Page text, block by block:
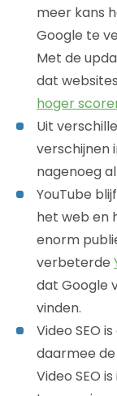
meer kans
Google te
Met de
dat
hoger
Uit
verschijnen
nagenoeg
YouTube
het web en
enorm
verbeterde
dat Google
vinden.
Video SEO
daarmee
Video SEO